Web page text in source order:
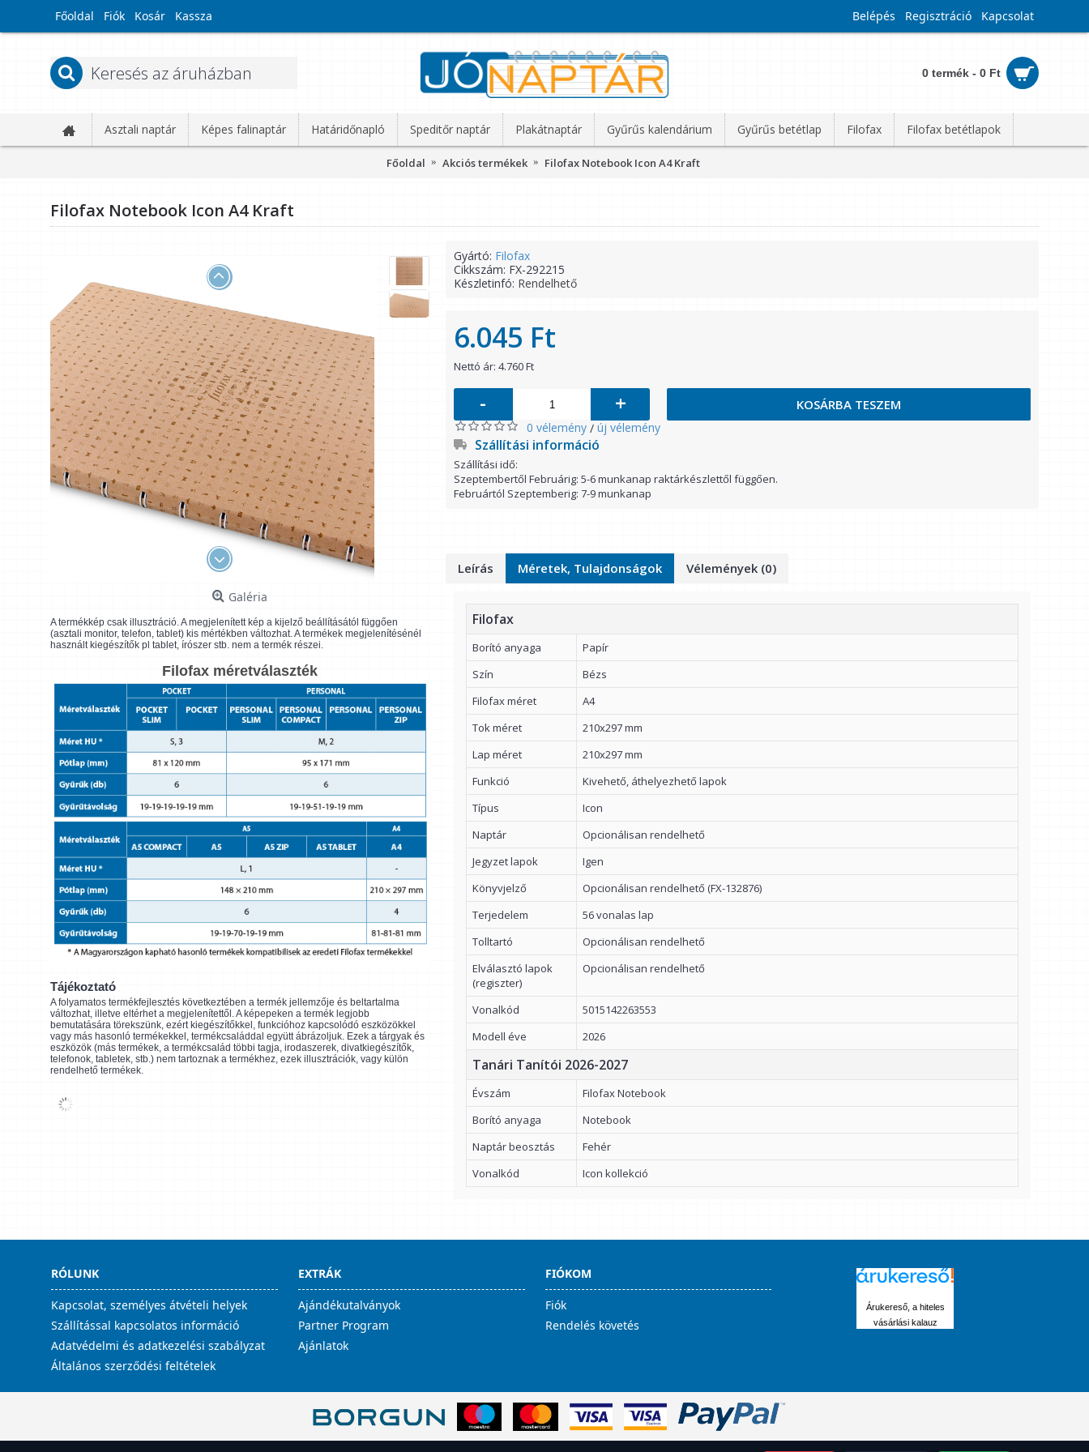
Főoldal Fiók Kosár Kassza Belépés Regisztráció Kapcsolat
0 termék - 0 Ft
Asztali naptár Képes falinaptár Határidőnapló Speditőr naptár Plakátnaptár Gyűrűs kalendárium Gyűrűs betétlap Filofax Filofax betétlapok
Főoldal Akciós termékek Filofax Notebook Icon A4 Kraft
Filofax Notebook Icon A4 Kraft
Galéria
A termékkép csak illusztráció. A megjelenített kép a kijelző beállításától függően
(asztali monitor, telefon, tablet) kis mértékben változhat. A termékek megjelenítésénél
használt kiegészítők pl tablet, írószer stb. nem a termék részei.
Filofax méretválaszték
Tájékoztató
A folyamatos termékfejlesztés következtében a termék jellemzője és beltartalma
változhat, illetve eltérhet a megjelenítettől. A képepeken a termék legjobb
bemutatására törekszünk, ezért kiegészítőkkel, funkcióhoz kapcsolódó eszközökkel
vagy más hasonló termékekkel, termékcsaláddal együtt ábrázoljuk. Ezek a tárgyak és
eszközök (más termékek, a termékcsalád többi tagja, irodaszerek, divatkiegészítők,
telefonok, tabletek, stb.) nem tartoznak a termékhez, ezek illusztrációk, vagy külön
rendelhető termékek.
Gyártó: Filofax
Cikkszám: FX-292215
Készletinfó: Rendelhető
6.045 Ft
Nettó ár: 4.760 Ft
- + KOSÁRBA TESZEM
0 vélemény / új vélemény
Szállítási információ
Szállítási idő:
Szeptembertől Februárig: 5-6 munkanap raktárkészlettől függően.
Februártól Szeptemberig: 7-9 munkanap
Leírás Méretek, Tulajdonságok Vélemények (0)
Filofax
Borító anyaga
Papír
Szín
Bézs
Filofax méret
A4
Tok méret
210x297 mm
Lap méret
210x297 mm
Funkció
Kivehető, áthelyezhető lapok
Típus
Icon
Naptár
Opcionálisan rendelhető
Jegyzet lapok
Igen
Könyvjelző
Opcionálisan rendelhető (FX-132876)
Terjedelem
56 vonalas lap
Tolltartó
Opcionálisan rendelhető
Elválasztó lapok
(regiszter)
Opcionálisan rendelhető
Vonalkód
5015142263553
Modell éve
2026
Tanári Tanítói 2026-2027
Évszám
Filofax Notebook
Borító anyaga
Notebook
Naptár beosztás
Fehér
Vonalkód
Icon kollekció
RÓLUNK
Kapcsolat, személyes átvételi helyek
Szállítással kapcsolatos információ
Adatvédelmi és adatkezelési szabályzat
Általános szerződési feltételek
EXTRÁK
Ajándékutalványok
Partner Program
Ajánlatok
FIÓKOM
Fiók
Rendelés követés
Árukereső, a hiteles
vásárlási kalauz